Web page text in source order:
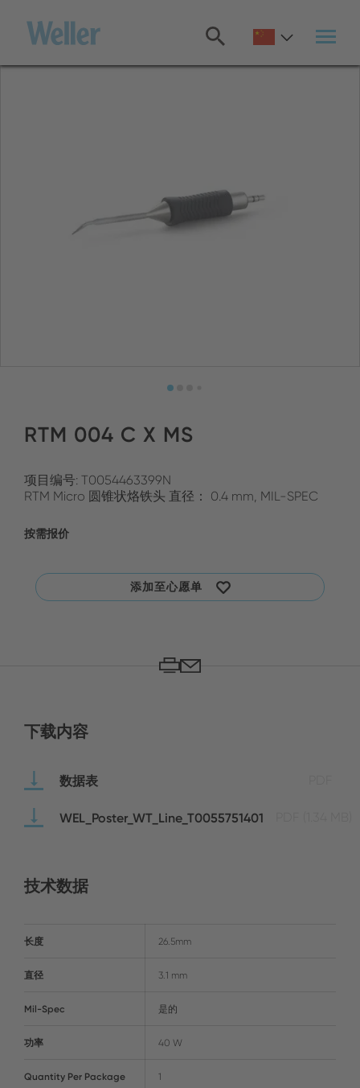
主
RTM 004 C X MS
项目编号: T0054463399N
RTM Micro 圆锥状烙铁头 直径： 0.4 mm, MIL-SPEC
按需报价
添加至心愿单
下载内容
数据表
WEL_Poster_WT_Line_T0055751401
技术数据
长度 26.5mm
直径 3.1 mm
Mil-Spec 是的
功率 40 W
Quantity Per Package 1